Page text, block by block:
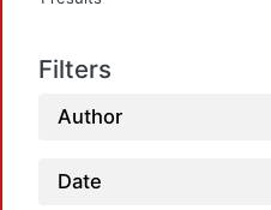
Filters
Author
Date